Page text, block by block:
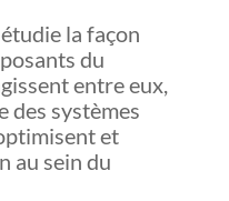
la façon
du
entre eux,
des systèmes
et
au sein du